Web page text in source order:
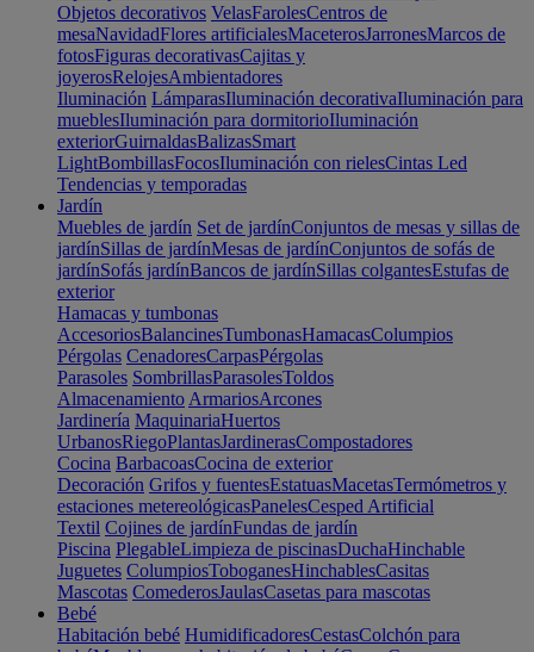
Objetos decorativos VelasFarolesCentros de
mesaNavidadFlores artificialesMaceterosJarronesMarcos de
fotosFiguras decorativasCajitas y
joyerosRelojesAmbientadores
Iluminación LámparasIluminación decorativaIluminación para
mueblesIluminación para dormitorioIluminación
exteriorGuirnaldasBalizasSmart
LightBombillasFocosIluminación con rielesCintas Led
Tendencias y temporadas
Jardín
Muebles de jardín Set de jardínConjuntos de mesas y sillas de
jardínSillas de jardínMesas de jardínConjuntos de sofás de
jardínSofás jardínBancos de jardínSillas colgantesEstufas de
exterior
Hamacas y tumbonas
AccesoriosBalancinesTumbonasHamacasColumpios
Pérgolas CenadoresCarpasPérgolas
Parasoles SombrillasParasolesToldos
Almacenamiento ArmariosArcones
Jardinería MaquinariaHuertos
UrbanosRiegoPlantasJardinerasCompostadores
Cocina BarbacoasCocina de exterior
Decoración Grifos y fuentesEstatuasMacetasTermómetros y
estaciones metereológicasPanelesCesped Artificial
Textil Cojines de jardínFundas de jardín
Piscina PlegableLimpieza de piscinasDuchaHinchable
Juguetes ColumpiosToboganesHinchablesCasitas
Mascotas ComederosJaulasCasetas para mascotas
Bebé
Habitación bebé HumidificadoresCestasColchón para